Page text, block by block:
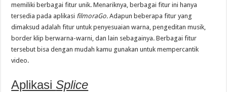
memiliki berbagai fitur unik. Menariknya, berbagai fitur ini hanya
tersedia pada aplikasi filmoraGo.Adapun beberapa fitur yang
dimaksud adalah fitur untuk penyesuaian warna, pengeditan musik,
border klip berwarna-warni, dan lain sebagainya. Berbagai fitur
tersebut bisa dengan mudah kamu gunakan untuk mempercantik
video.
AplikasiSplice